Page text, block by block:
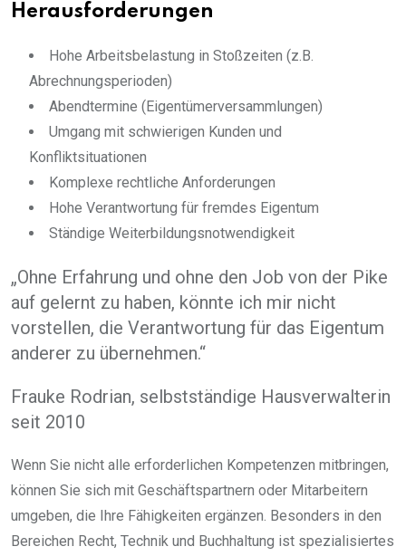
Herausforderungen
Hohe Arbeitsbelastung in Stoßzeiten (z.B.
Abrechnungsperioden)
Abendtermine (Eigentümerversammlungen)
Umgang mit schwierigen Kunden und
Konfliktsituationen
Komplexe rechtliche Anforderungen
Hohe Verantwortung für fremdes Eigentum
Ständige Weiterbildungsnotwendigkeit
„Ohne Erfahrung und ohne den Job von der Pike
auf gelernt zu haben, könnte ich mir nicht
vorstellen, die Verantwortung für das Eigentum
anderer zu übernehmen.“
Frauke Rodrian, selbstständige Hausverwalterin
seit 2010
Wenn Sie nicht alle erforderlichen Kompetenzen mitbringen,
können Sie sich mit Geschäftspartnern oder Mitarbeitern
umgeben, die Ihre Fähigkeiten ergänzen. Besonders in den
Bereichen Recht, Technik und Buchhaltung ist spezialisiertes